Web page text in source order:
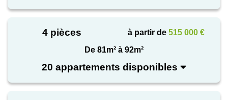
4 pièces à partir de 515 000 €
De 81m² à 92m²
20 appartements disponibles